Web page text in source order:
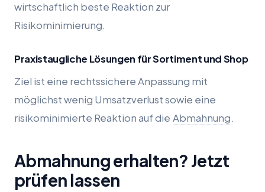
wirtschaftlich beste Reaktion zur
Risikominimierung.
Praxistaugliche Lösungen für Sortiment und Shop
Ziel ist eine rechtssichere Anpassung mit
möglichst wenig Umsatzverlust sowie eine
risikominimierte Reaktion auf die Abmahnung.
Abmahnung erhalten? Jetzt
prüfen lassen